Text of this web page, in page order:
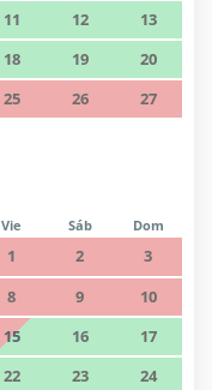
11 12
13
18 19
20
25 26
27
Vie Sáb Dom
1 2
3
8 9
10
15 16
17
22 23
24